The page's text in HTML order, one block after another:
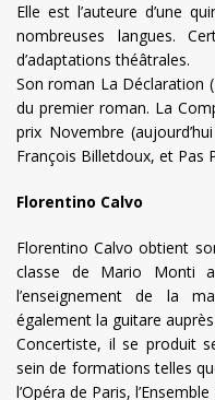
Elle est l’auteure d’une
nombreuses langues.
d’adaptations théâtrales.
Son roman La Déclaration
du premier roman. La
prix Novembre
François Billetdoux, et Pas
Florentino Calvo
Florentino Calvo obtient
classe de Mario Monti
l’enseignement de la
également la guitare auprès
Concertiste, il se produit
sein de formations telles
l’Opéra de Paris,